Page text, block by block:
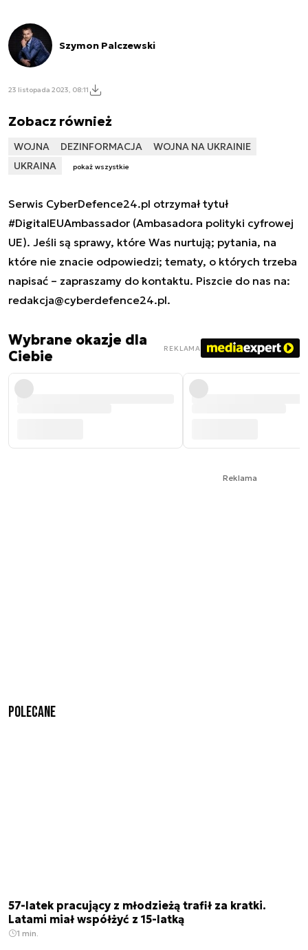
Szymon Palczewski
23 listopada 2023, 08:11
Zobacz również
WOJNA DEZINFORMACJA
WOJNA NA UKRAINIE
UKRAINA
pokaż wszystkie
Serwis CyberDefence24.pl otrzymał tytuł
#DigitalEUAmbassador (Ambasadora polityki cyfrowej
UE). Jeśli są sprawy, które Was nurtują; pytania, na
które nie znacie odpowiedzi; tematy, o których trzeba
napisać – zapraszamy do kontaktu. Piszcie do nas na:
redakcja@cyberdefence24.pl.
Wybrane okazje dla
Ciebie
REKLAMA
Reklama
Polecane
57-latek pracujący z młodzieżą trafił za kratki.
Latami miał współżyć z 15-latką
1 min.